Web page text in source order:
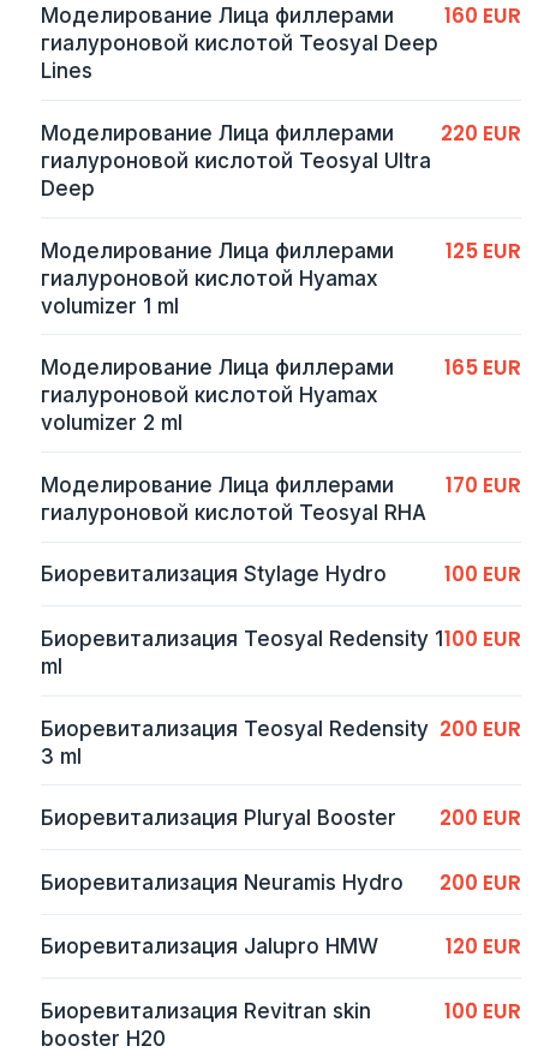
Моделирование Лица филлерами
гиалуроновой кислотой Teosyal Deep
Lines
160 EUR
Моделирование Лица филлерами
гиалуроновой кислотой Teosyal Ultra
Deep
220 EUR
Моделирование Лица филлерами
гиалуроновой кислотой Hyamax
volumizer 1 ml
125 EUR
Моделирование Лица филлерами
гиалуроновой кислотой Hyamax
volumizer 2 ml
165 EUR
Моделирование Лица филлерами
гиалуроновой кислотой Teosyal RHA
170 EUR
Биоревитализация Stylage Hydro 100 EUR
Биоревитализация Teosyal Redensity 1
ml
100 EUR
Биоревитализация Teosyal Redensity
3 ml
200 EUR
Биоревитализация Pluryal Booster 200 EUR
Биоревитализация Neuramis Hydro 200 EUR
Биоревитализация Jalupro HMW 120 EUR
Биоревитализация Revitran skin
booster H20
100 EUR